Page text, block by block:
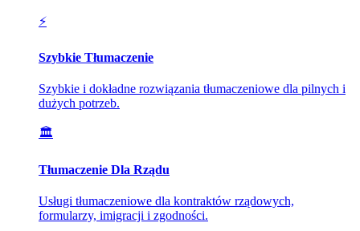
⚡
Szybkie Tłumaczenie
Szybkie i dokładne rozwiązania tłumaczeniowe dla pilnych i
dużych potrzeb.
🏛️
Tłumaczenie Dla Rządu
Usługi tłumaczeniowe dla kontraktów rządowych,
formularzy, imigracji i zgodności.